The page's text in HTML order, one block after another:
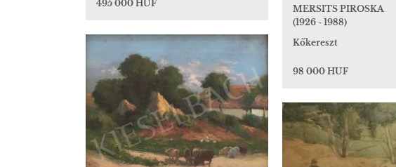
495 000 HUF
MERSITS PIROSKA
(1926 - 1988)
Kőkereszt
98 000 HUF